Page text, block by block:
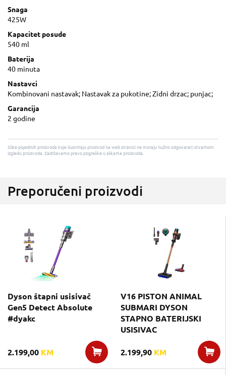
Snaga
425W
Kapacitet posude
540 ml
Baterija
40 minuta
Nastavci
Kombinovani nastavak; Nastavak za pukotine; Zidni drzac; punjac;
Garancija
2 godine
Slike pojedinih proizvoda koje ilustriraju proizvod na web stranici ne moraju nužno odgovarati stvarnom
izgledu proizvoda. Zadržavamo pravo pogreške u slikama proizvoda.
Preporučeni proizvodi
Dyson štapni usisivač
Gen5 Detect Absolute
#dyakc
2.199,00 KM
V16 PISTON ANIMAL
SUBMARI DYSON
STAPNO BATERIJSKI
USISIVAC
2.199,90 KM